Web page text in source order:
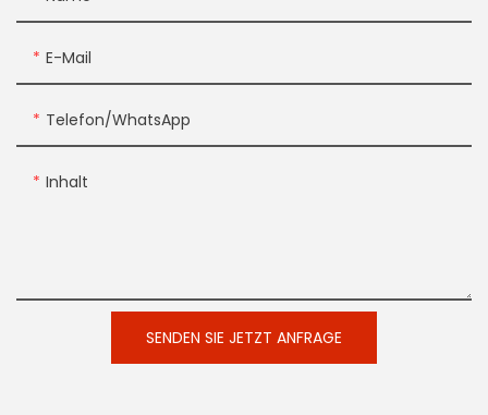
E-Mail
Telefon/WhatsApp
Inhalt
SENDEN SIE JETZT ANFRAGE